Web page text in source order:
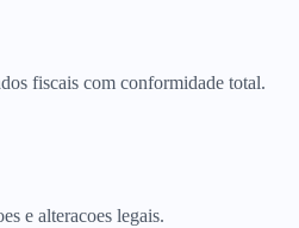
fiscais com conformidade total.
e alteracoes legais.